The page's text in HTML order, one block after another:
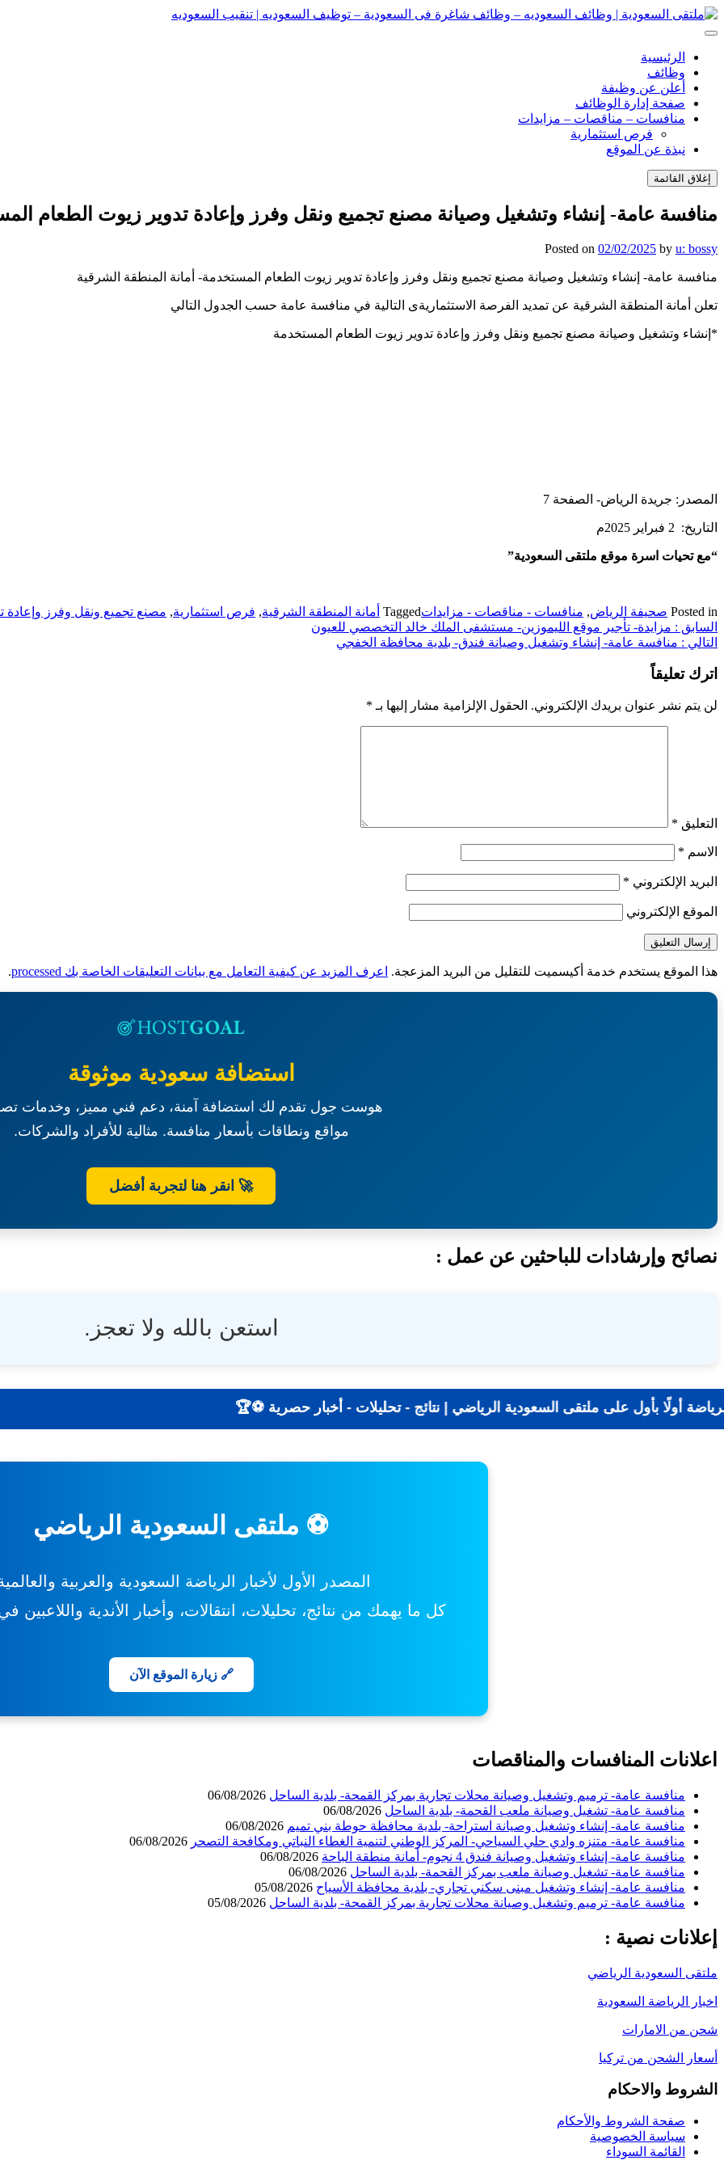
انتقل
إلى
الرئيسية
وظائف
أعلن عن وظيفة
صفحة إدارة الوظائف
منافسات – مناقصات – مزايدات
فرص استثمارية
نبذة عن الموقع
إغلاق القائمة
منافسة عامة- إنشاء وتشغيل وصيانة مصنع تجميع ونقل وفرز وإعادة تدوير زيوت الطعام
Posted on 02/02/2025 by u: bossy
منافسة عامة- إنشاء وتشغيل وصيانة مصنع تجميع ونقل وفرز وإعادة تدوير زيوت الطعام المستخدمة- أمانة المنطقة الشرقية
تعلن أمانة المنطقة الشرقية عن تمديد الفرصة الاستثماريةى التالية في منافسة عامة حسب الجدول التالي
*إنشاء وتشغيل وصيانة مصنع تجميع ونقل وفرز وإعادة تدوير زيوت الطعام المستخدمة
المصدر: جريدة الرياض- الصفحة 7
التاريخ: 2 فبراير 2025م
“مع تحيات اسرة موقع ملتقى السعودية”
Posted in صحيفة الرياض, منافسات - مناقصات - مزايداتTagged أمانة المنطقة الشرقية, فرص استثمارية, مصنع تجميع ونقل وفرز وإعادة
تصفّح
المقالات
السابق : مزايدة- تأجير موقع الليموزين- مستشفى الملك خالد التخصصي للعيون
التالي : منافسة عامة- إنشاء وتشغيل وصيانة فندق- بلدية محافظة الخفجي
اترك تعليقاً
لن يتم نشر عنوان بريدك الإلكتروني. الحقول الإلزامية مشار إليها بـ *
التعليق *
الاسم *
البريد الإلكتروني *
الموقع الإلكتروني
هذا الموقع يستخدم خدمة أكيسميت للتقليل من البريد المزعجة. اعرف المزيد عن كيفية التعامل مع بيانات التعليقات الخاصة بك processed .
استضافة سعودية موثوقة
هوست جول تقدم لك استضافة آمنة، دعم فني مميز، وخدمات
مواقع ونطاقات بأسعار منافسة. مثالية للأفراد والشركات.
🚀 انقر هنا لتجربة أفضل
نصائح وإرشادات للباحثين عن عمل :
استعن بالله ولا تعجز.
📰 جديد الرياضة أولًا بأول على ملتقى السعودية الرياضي | نتائج - تحليلات - أخبار حصرية ⚽🏆
⚽ ملتقى السعودية الرياضي
المصدر الأول لأخبار الرياضة السعودية والعربية
كل ما يهمك من نتائج، تحليلات، انتقالات، وأخبار الأندية واللاعبين
🔗 زيارة الموقع الآن
اعلانات المنافسات والمناقصات
منافسة عامة- ترميم وتشغيل وصيانة محلات تجارية بمركز القمحة- بلدية الساحل 06/08/2026
منافسة عامة- تشغيل وصيانة ملعب القحمة- بلدية الساحل 06/08/2026
منافسة عامة- إنشاء وتشغيل وصيانة استراحة- بلدية محافظة حوطة بني تميم 06/08/2026
منافسة عامة- متنزه وادي حلي السياحي- المركز الوطني لتنمية الغطاء النباتي ومكافحة التصحر 06/08/2026
منافسة عامة- إنشاء وتشغيل وصيانة فندق 4 نجوم- أمانة منطقة الباحة
06/08/2026
منافسة عامة- تشغيل وصيانة ملعب بمركز القحمة- بلدية الساحل 06/08/2026
منافسة عامة- إنشاء وتشغيل مبنى سكني تجاري- بلدية محافظة الأسياح 05/08/2026
منافسة عامة- ترميم وتشغيل وصيانة محلات تجارية بمركز القمحة- بلدية الساحل 05/08/2026
إعلانات نصية :
ملتقى السعودية الرياضي
اخبار الرياضة السعودية
شحن من الامارات
أسعار الشحن من تركيا
الشروط والاحكام
صفحة الشروط والأحكام
سياسة الخصوصية
القائمة السوداء